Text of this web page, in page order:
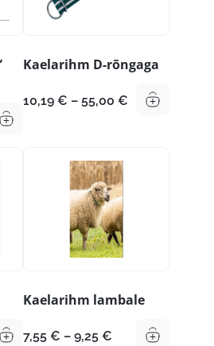
Kaelarihm D-rõngaga
10,19 € – 55,00 €
Kaelarihm lambale
7,55 € – 9,25 € Hinnavahemik: